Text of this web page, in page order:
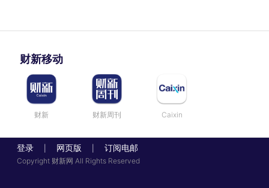
财新移动
财新 财新周刊 Caixin
登录 网页版 订阅电邮
Copyright 财新网 All Rights Reserved